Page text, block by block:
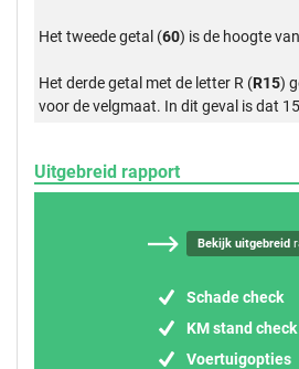
Het tweede getal (60) is de hoogte
Het derde getal met de letter R (R15)
voor de velgmaat. In dit geval is dat
Uitgebreid rapport
Bekijk uitgebreid
Schade check
KM stand check
Voertuigopties